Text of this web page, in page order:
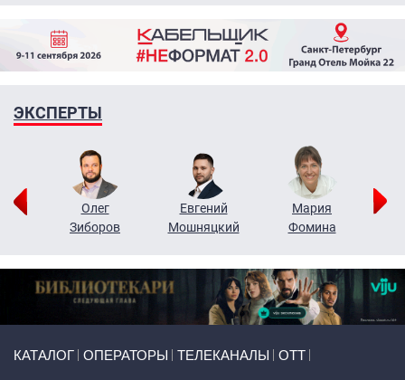
ЭКСПЕРТЫ
Олег
Зиборов
Евгений
Мошняцкий
Мария
Фомина
КАТАЛОГ ОПЕРАТОРЫ ТЕЛЕКАНАЛЫ ОТТ